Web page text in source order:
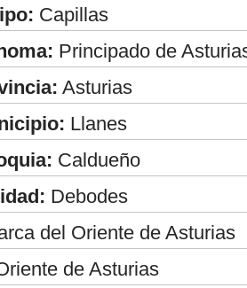
Capillas
Principado de
Asturias
Llanes
Caldueño
Debodes
del Oriente de Asturias
de Asturias